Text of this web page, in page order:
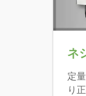
ネ
定
り